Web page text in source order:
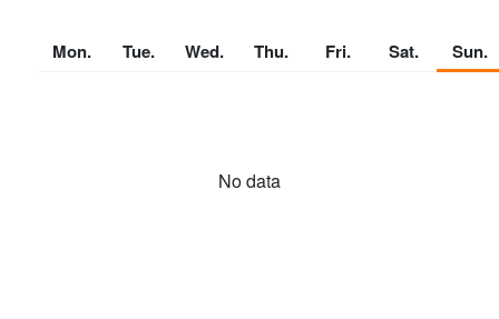
Mon. Tue. Wed. Thu. Fri. Sat. Sun.
No data